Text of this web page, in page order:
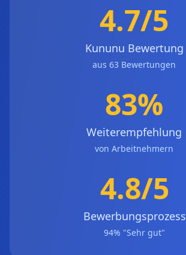
4.7/5
Kununu Bewertung
aus 63 Bewertungen
83%
Weiterempfehlung
von Arbeitnehmern
4.8/5
Bewerbungsprozess
94% "Sehr gut"